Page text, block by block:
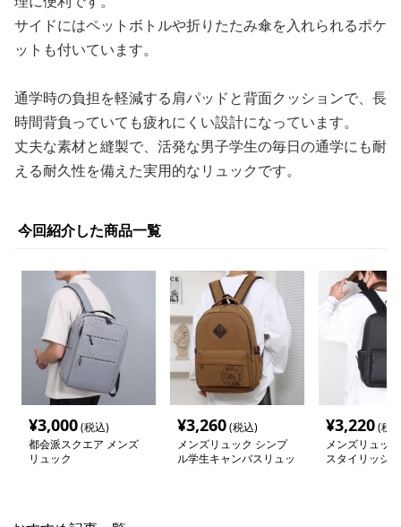
サイドにはペットボトルや折りたたみ傘を入れられるポケ
ットも付いています。
通学時の負担を軽減する肩パッドと背面クッションで、長
時間背負っていても疲れにくい設計になっています。
丈夫な素材と縫製で、活発な男子学生の毎日の通学にも耐
える耐久性を備えた実用的なリュックです。
今回紹介した商品一覧
¥3,000(税込)
都会派スクエア メンズ
リュック
¥3,260(税込)
メンズリュック シンプ
ル学生キャンバスリュッ
¥3,220(税
メンズリュッ
スタイリッシ